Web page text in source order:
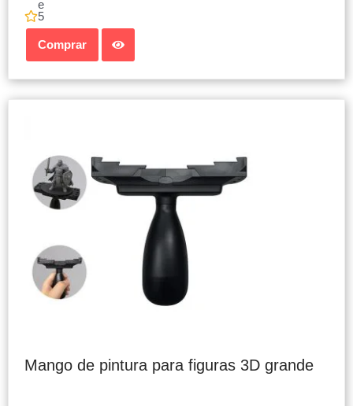
e
5
Comprar
Mango de pintura para figuras 3D grande